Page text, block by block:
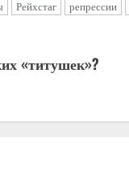
Рейхстаг репрессии
«титушек»?